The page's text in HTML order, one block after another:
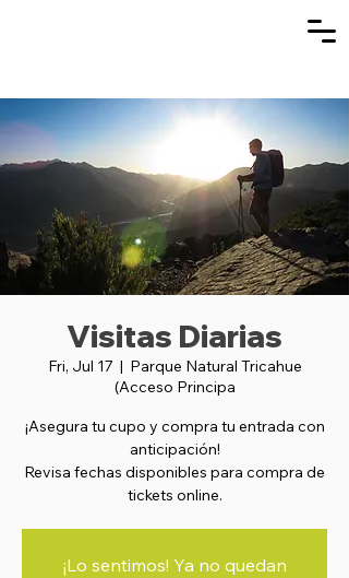
Visitas Diarias
Fri, Jul 17
  |
Parque Natural Tricahue
(Acceso Principa
¡Asegura tu cupo y compra tu entrada con
anticipación!
Revisa fechas disponibles para compra de
tickets online.
¡Lo sentimos! Ya no quedan